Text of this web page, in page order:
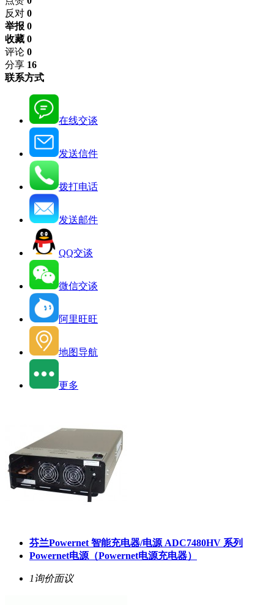
反对 0
举报 0
收藏 0
评论 0
分享 16
联系方式
在线交谈
发送信件
拨打电话
发送邮件
QQ交谈
微信交谈
阿里旺旺
地图导航
更多
芬兰Powernet 智能充电器/电源 ADC7480HV 系列
Powernet电源（Powernet电源充电器）
1询价面议